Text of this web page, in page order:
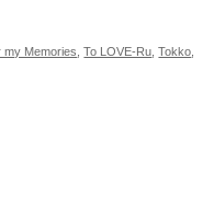
my Memories ,To LOVE-Ru ,Tokko